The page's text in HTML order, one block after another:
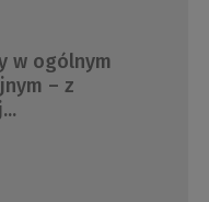
w ogólnym
– z